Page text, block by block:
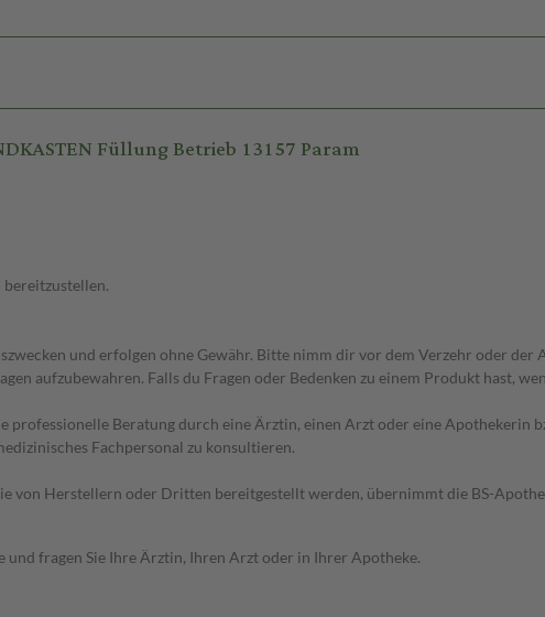
Füllung Betrieb 13157 Param
und erfolgen ohne Gewähr. Bitte nimm dir vor dem Verzehr oder
aufzubewahren. Falls du Fragen oder Bedenken zu einem Produkt hast,
professionelle Beratung durch eine Ärztin, einen Arzt oder eine Apothekerin
Fachpersonal zu konsultieren.
von Herstellern oder Dritten bereitgestellt werden, übernimmt die BS-
und fragen Sie Ihre Ärztin, Ihren Arzt oder in Ihrer Apotheke.